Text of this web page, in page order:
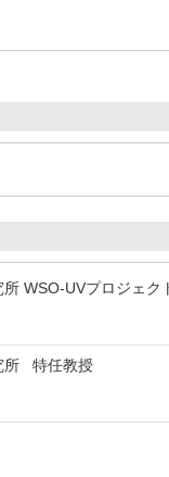
WSO-UVプロジェ
所 特任教授